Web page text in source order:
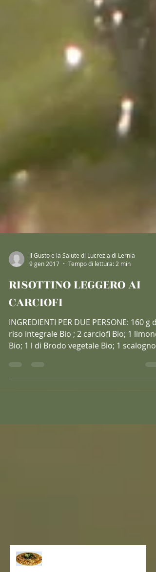
9 gen 2017
Tempo di lettura: 2 min
RISOTTINO LEGGERO AI
CARCIOFI
INGREDIENTI PER DUE PERSONE: 160 g di
riso integrale Bio ; 2 carciofi Bio; 1 limone
Bio; 2...